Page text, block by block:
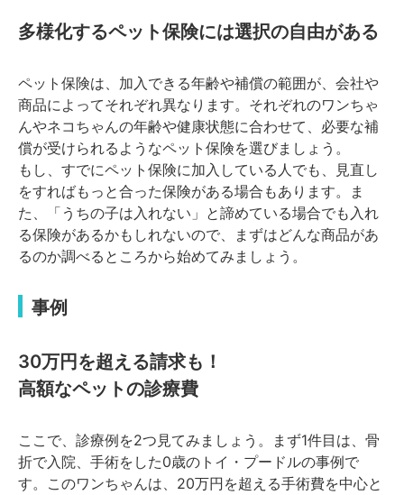
多様化するペット保険には選択の自由がある
ペット保険は、加入できる年齢や補償の範囲が、会社や
商品によってそれぞれ異なります。それぞれのワンちゃ
んやネコちゃんの年齢や健康状態に合わせて、必要な補
償が受けられるようなペット保険を選びましょう。
もし、すでにペット保険に加入している人でも、見直し
をすればもっと合った保険がある場合もあります。ま
た、「うちの子は入れない」と諦めている場合でも入れ
る保険があるかもしれないので、まずはどんな商品があ
るのか調べるところから始めてみましょう。
事例
30万円を超える請求も！
高額なペットの診療費
ここで、診療例を2つ見てみましょう。まず1件目は、骨
折で入院、手術をした0歳のトイ・プードルの事例で
す。このワンちゃんは、20万円を超える手術費を中心と